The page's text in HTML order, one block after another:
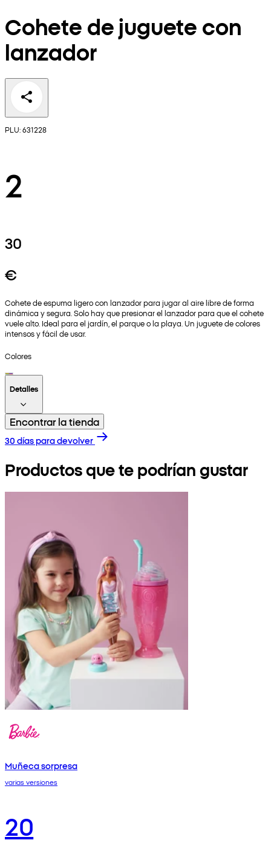
Cohete de juguete con
lanzador
PLU: 631228
2
30
€
Cohete de espuma ligero con lanzador para jugar al aire libre de forma
dinámica y segura. Solo hay que presionar el lanzador para que el cohete
vuele alto. Ideal para el jardín, el parque o la playa. Un juguete de colores
intensos y fácil de usar.
Colores
Detalles
Encontrar la tienda
30 días para devolver
Productos que te podrían gustar
Muñeca sorpresa
varias versiones
20